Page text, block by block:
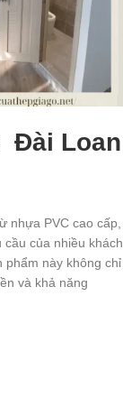
Đài Loan
nhựa PVC cao cấp,
của nhiều khách
phẩm này không chỉ
và khả năng